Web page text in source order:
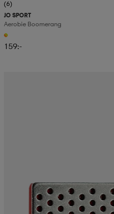
(6)
JO SPORT
Aerobie Boomerang
159:-